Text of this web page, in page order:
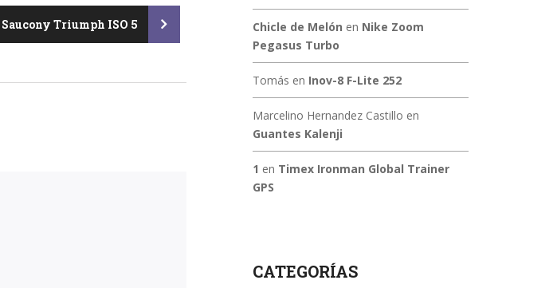
Saucony Triumph ISO 5 Chicle de Melón en Nike Zoom
Pegasus Turbo
Tomás en Inov-8 F-Lite 252
Marcelino Hernandez Castillo en
Guantes Kalenji
1 en Timex Ironman Global Trainer
GPS
CATEGORÍAS